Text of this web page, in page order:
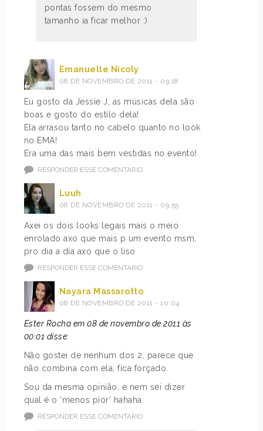
pontas fossem do mesmo
tamanho ia ficar melhor :)
Emanuelle Nicoly
08 DE NOVEMBRO DE 2011 - 09:18
Eu gosto da Jessie J, as músicas dela são
boas e gosto do estilo dela!
Ela arrasou tanto no cabelo quanto no look
no EMA!
Era uma das mais bem vestidas no evento!
RESPONDER ESSE COMENTÁRIO
Luuh
08 DE NOVEMBRO DE 2011 - 09:55
Axei os dois looks legais mais o meio
enrolado axo que mais p um evento msm,
pro dia a dia axo que o liso
RESPONDER ESSE COMENTÁRIO
Nayara Massarotto
08 DE NOVEMBRO DE 2011 - 10:04
Ester Rocha em 08 de novembro de 2011 às
00:01 disse:
Não gostei de nenhum dos 2, parece que
não combina com ela, fica forçado.
Sou da mesma opinião, e nem sei dizer
qual é o ‘menos pior’ hahaha
RESPONDER ESSE COMENTÁRIO